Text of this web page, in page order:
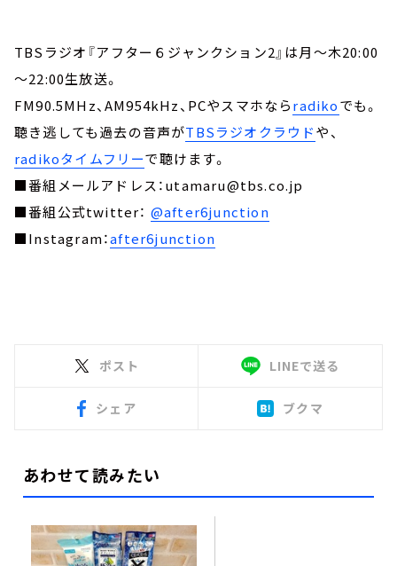
TBSラジオ『アフター６ジャンクション2』は月～木20:00
～22:00生放送。
FM90.5MHz、AM954kHz、PCやスマホならradikoでも。
聴き逃しても過去の音声がTBSラジオクラウドや、
radikoタイムフリーで聴けます。
■番組メールアドレス：utamaru@tbs.co.jp
■番組公式twitter： @after6junction
■Instagram：after6junction
ポスト LINEで送る
シェア ブクマ
あわせて読みたい